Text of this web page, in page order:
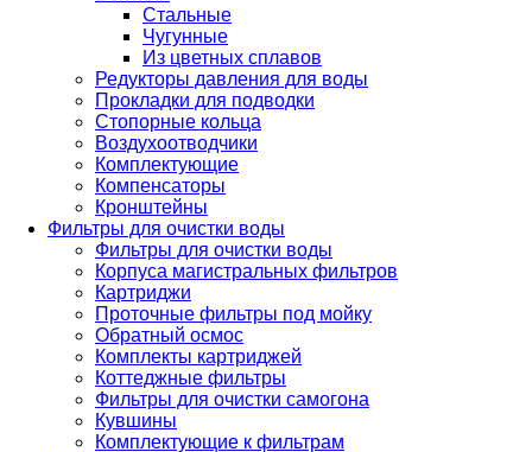
Стальные
Чугунные
Из цветных сплавов
Редукторы давления для воды
Прокладки для подводки
Стопорные кольца
Воздухоотводчики
Комплектующие
Компенсаторы
Кронштейны
Фильтры для очистки воды
Фильтры для очистки воды
Корпуса магистральных фильтров
Картриджи
Проточные фильтры под мойку
Обратный осмос
Комплекты картриджей
Коттеджные фильтры
Фильтры для очистки самогона
Кувшины
Комплектующие к фильтрам